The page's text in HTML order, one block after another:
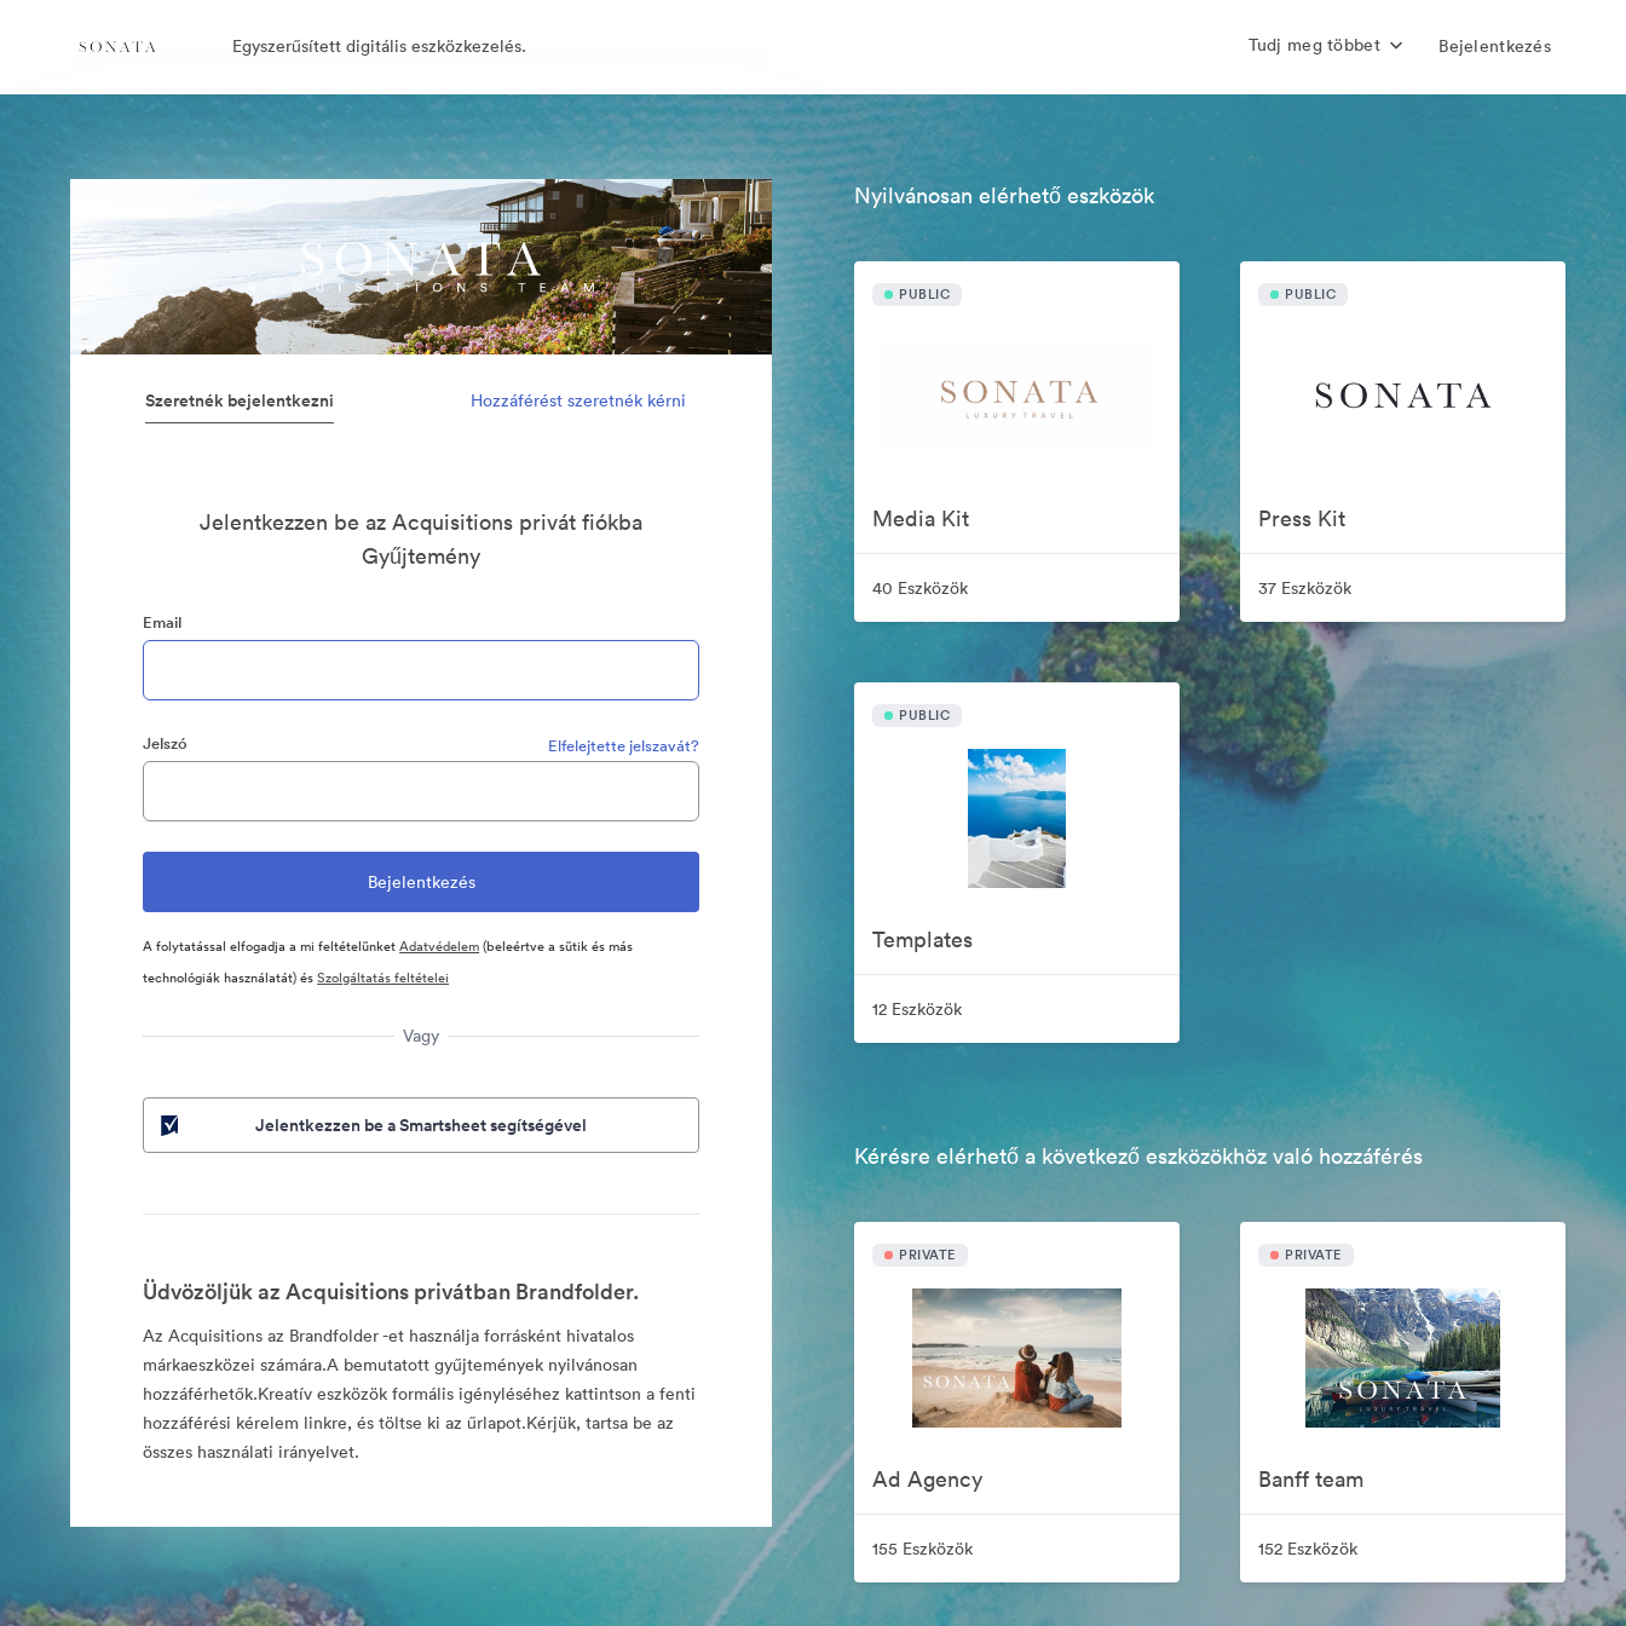
Egyszerűsített digitális eszközkezelés. Tudj meg többet Bejelentkezés
Szeretnék bejelentkezni Hozzáférést szeretnék kérni
Jelentkezzen be az Acquisitions privát fiókba
Gyűjtemény
Email
Jelszó Elfelejtette jelszavát?
A folytatással elfogadja a mi feltételünketAdatvédelem(beleértve a sütik és más
technológiák használatát) ésSzolgáltatás feltételei
Vagy
Jelentkezzen be a Smartsheet segítségével
Üdvözöljük az Acquisitions privátban Brandfolder.
Az Acquisitions az Brandfolder -et használja forrásként hivatalos
márkaeszközei számára.A bemutatott gyűjtemények nyilvánosan
hozzáférhetők.Kreatív eszközök formális igényléséhez kattintson a fenti
hozzáférési kérelem linkre, és töltse ki az űrlapot.Kérjük, tartsa be az
összes használati irányelvet.
Nyilvánosan elérhető eszközök
PUBLIC
Media Kit
40 Eszközök
PUBLIC
Press Kit
37 Eszközök
PUBLIC
Templates
12 Eszközök
Kérésre elérhető a következő eszközökhöz való hozzáférés
PRIVATE
Ad Agency
155 Eszközök
PRIVATE
Banff team
152 Eszközök